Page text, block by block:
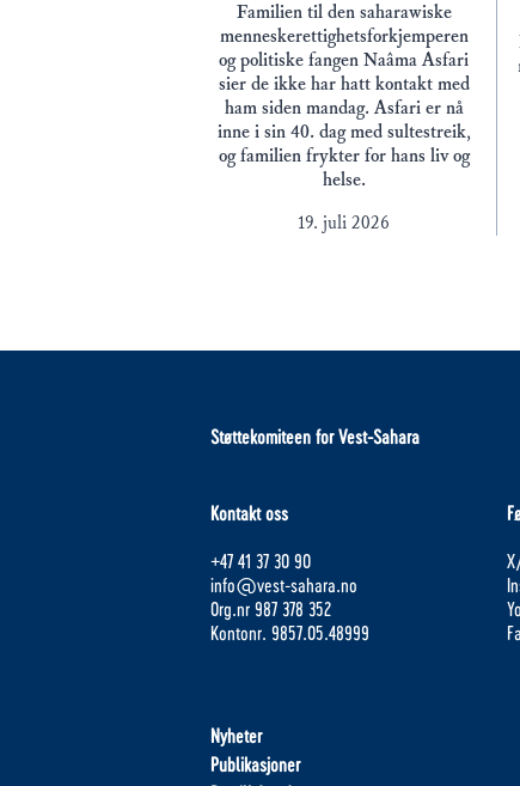
Familien til den saharawiske
menneskerettighetsforkjemperen
og politiske fangen Naâma Asfari
sier de ikke har hatt kontakt med
ham siden mandag. Asfari er nå
inne i sin 40. dag med sultestreik,
og familien frykter for hans liv og
helse.
19. juli 2026
Støttekomiteen for Vest-Sahara
Kontakt oss
+47 41 37 30 90
info@vest-sahara.no
Org.nr 987 378 352
Kontonr. 9857.05.48999
Nyheter
Publikasjoner